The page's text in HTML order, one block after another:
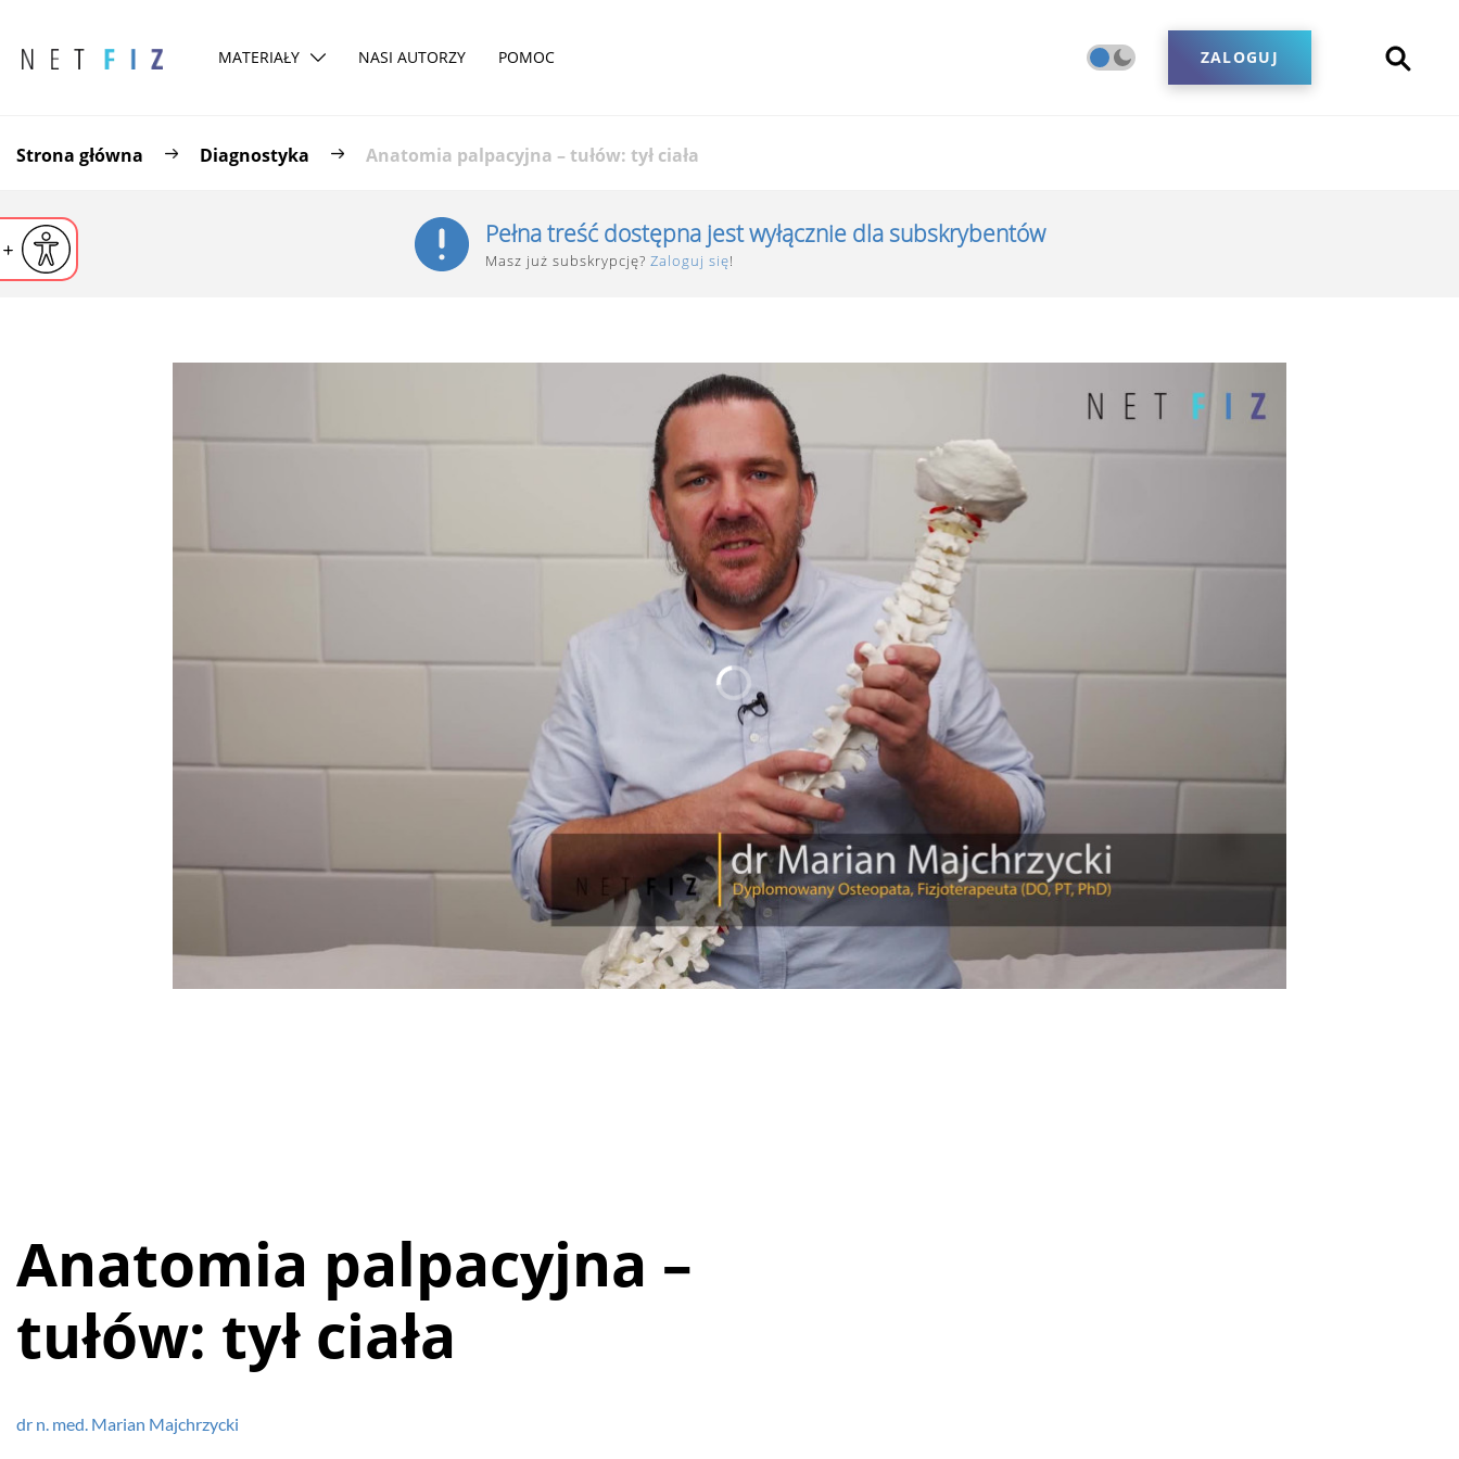
czcionkę
czcionka
Powiększ czcionkę
MATERIAŁY NASI AUTORZY POMOC ZALOGUJ
Strona główna Diagnostyka Anatomia palpacyjna – tułów: tył ciała
Pełna treść dostępna jest wyłącznie dla subskrybentów
Masz już subskrypcję? Zaloguj się!
Anatomia palpacyjna –
tułów: tył ciała
dr n. med. Marian Majchrzycki